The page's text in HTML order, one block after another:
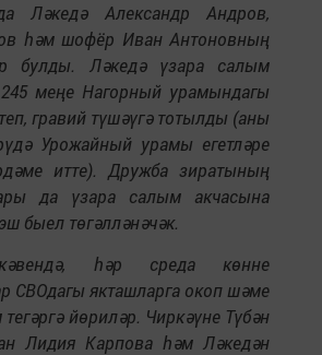
Ләкедә Александр Андров,
һәм шофёр Иван Антоновның
булды. Ләкедә үзара салым
меңе Нагорный урамындагы
гравий түшәүгә тотылды (аны
Урожайный урамы егетләре
итте). Дружба зиратының
да үзара салым акчасына
быел төгәлләнәчәк.
һәр среда көнне
СВОдагы якташларга окоп шәме
тегәргә йөриләр. Чиркәүне Түбән
Лидия Карпова һәм Ләкедән